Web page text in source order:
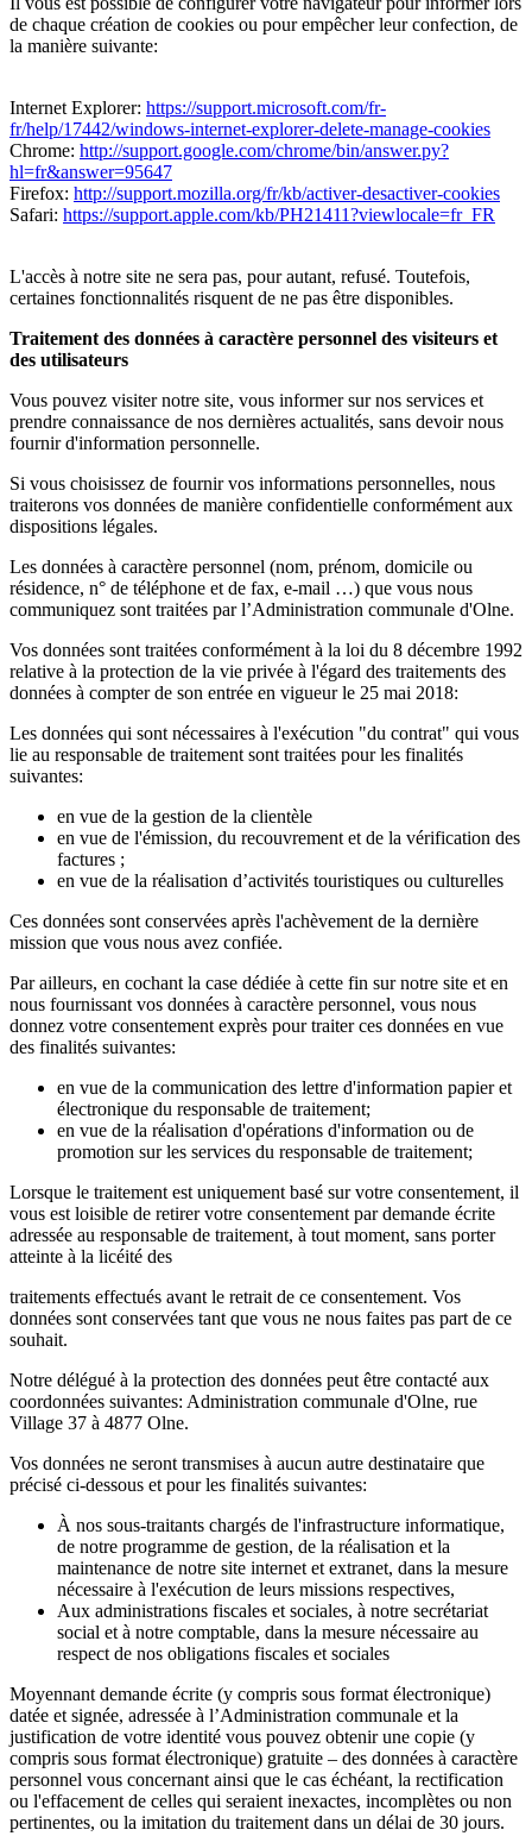
de chaque création de cookies ou pour empêcher leur confection, de
la manière suivante:
Internet Explorer: https://support.microsoft.com/fr-
fr/help/17442/windows-internet-explorer-delete-manage-cookies
Chrome: http://support.google.com/chrome/bin/answer.py?
hl=fr&answer=95647
Firefox: http://support.mozilla.org/fr/kb/activer-desactiver-cookies
Safari: https://support.apple.com/kb/PH21411?viewlocale=fr_FR
L'accès à notre site ne sera pas, pour autant, refusé. Toutefois,
certaines fonctionnalités risquent de ne pas être disponibles.
Traitement des données à caractère personnel des visiteurs et
des utilisateurs
Vous pouvez visiter notre site, vous informer sur nos services et
prendre connaissance de nos dernières actualités, sans devoir nous
fournir d'information personnelle.
Si vous choisissez de fournir vos informations personnelles, nous
traiterons vos données de manière confidentielle conformément aux
dispositions légales.
Les données à caractère personnel (nom, prénom, domicile ou
résidence, n° de téléphone et de fax, e-mail …) que vous nous
communiquez sont traitées par l’Administration communale d'Olne.
Vos données sont traitées conformément à la loi du 8 décembre 1992
relative à la protection de la vie privée à l'égard des traitements des
données à compter de son entrée en vigueur le 25 mai 2018:
Les données qui sont nécessaires à l'exécution "du contrat" qui vous
lie au responsable de traitement sont traitées pour les finalités
suivantes:
en vue de la gestion de la clientèle
en vue de l'émission, du recouvrement et de la vérification des
factures ;
en vue de la réalisation d’activités touristiques ou culturelles
Ces données sont conservées après l'achèvement de la dernière
mission que vous nous avez confiée.
Par ailleurs, en cochant la case dédiée à cette fin sur notre site et en
nous fournissant vos données à caractère personnel, vous nous
donnez votre consentement exprès pour traiter ces données en vue
des finalités suivantes:
en vue de la communication des lettre d'information papier et
électronique du responsable de traitement;
en vue de la réalisation d'opérations d'information ou de
promotion sur les services du responsable de traitement;
Lorsque le traitement est uniquement basé sur votre consentement, il
vous est loisible de retirer votre consentement par demande écrite
adressée au responsable de traitement, à tout moment, sans porter
atteinte à la licéité des
traitements effectués avant le retrait de ce consentement. Vos
données sont conservées tant que vous ne nous faites pas part de ce
souhait.
Notre délégué à la protection des données peut être contacté aux
coordonnées suivantes: Administration communale d'Olne, rue
Village 37 à 4877 Olne.
Vos données ne seront transmises à aucun autre destinataire que
précisé ci-dessous et pour les finalités suivantes:
À nos sous-traitants chargés de l'infrastructure informatique,
de notre programme de gestion, de la réalisation et la
maintenance de notre site internet et extranet, dans la mesure
nécessaire à l'exécution de leurs missions respectives,
Aux administrations fiscales et sociales, à notre secrétariat
social et à notre comptable, dans la mesure nécessaire au
respect de nos obligations fiscales et sociales
Moyennant demande écrite (y compris sous format électronique)
datée et signée, adressée à l’Administration communale et la
justification de votre identité vous pouvez obtenir une copie (y
compris sous format électronique) gratuite – des données à caractère
personnel vous concernant ainsi que le cas échéant, la rectification
ou l'effacement de celles qui seraient inexactes, incomplètes ou non
pertinentes, ou la imitation du traitement dans un délai de 30 jours.